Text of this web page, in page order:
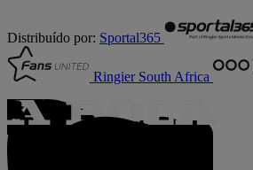
Distribuído por: Sportal365
Ringier South Africa